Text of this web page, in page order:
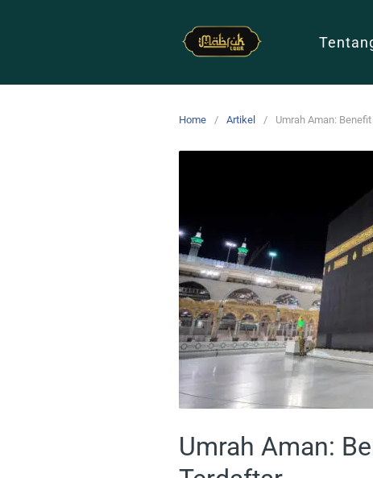
Home Artikel Umrah Aman:
Umrah Aman: